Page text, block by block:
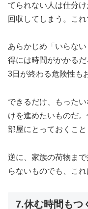
てられない人は仕分
回収してしまう。こ
あらかじめ「いらな
得には時間がかかる
3日が終わる危険性も
できるだけ、もった
けを進めたいものだ
部屋にとっておくこと
逆に、家族の荷物ま
らないものでも、これ
7.休む時間もつ